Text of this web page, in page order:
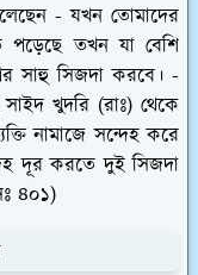
- যখন তোমাদের
তখন যা বেশি
সাহু সিজদা করবে। -
খুদরি (রাঃ) থেকে
নামাজে সন্দেহ করে
দূর করতে দুই সিজদা
৪০১)